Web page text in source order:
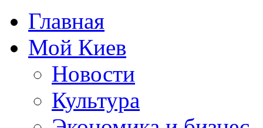
Главная
Мой Киев
Новости
Культура